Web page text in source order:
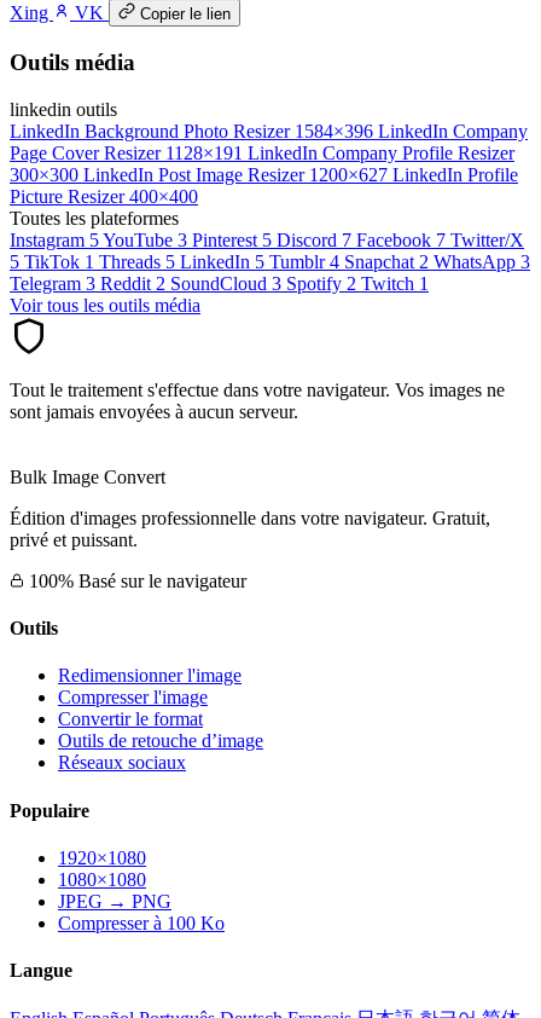
Xing
VK Copier le lien
Outils média
linkedin outils
LinkedIn Background Photo Resizer 1584×396 LinkedIn Company
Page Cover Resizer 1128×191 LinkedIn Company Profile Resizer
300×300 LinkedIn Post Image Resizer 1200×627 LinkedIn Profile
Picture Resizer 400×400
Toutes les plateformes
Instagram 5YouTube 3 Pinterest 5 Discord 7 Facebook 7 Twitter/X
5 TikTok 1 Threads 5 LinkedIn 5 Tumblr 4 Snapchat 2 WhatsApp 3
Telegram 3 Reddit 2 SoundCloud 3 Spotify 2 Twitch 1
Voir tous les outils média
Tout le traitement s'effectue dans votre navigateur. Vos images ne
sont jamais envoyées à aucun serveur.
Bulk Image Convert
Édition d'images professionnelle dans votre navigateur. Gratuit,
privé et puissant.
100% Basé sur le navigateur
Outils
Redimensionner l'image
Compresser l'image
Convertir le format
Outils de retouche d’image
Réseaux sociaux
Populaire
1920×1080
1080×1080
JPEG → PNG
Compresser à 100 Ko
Langue